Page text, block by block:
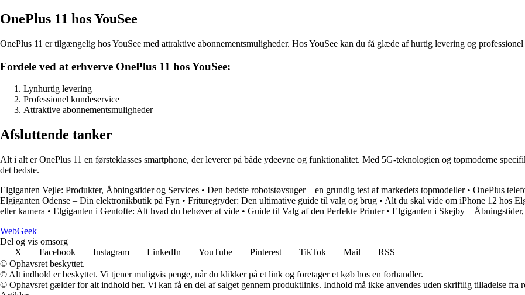
OnePlus 11 hos YouSee
OnePlus 11 er tilgængelig hos YouSee med attraktive abonnementsmuligheder. Hos YouSee kan du få glæde af hurtig levering og
Fordele ved at erhverve OnePlus 11 hos YouSee:
Lynhurtig levering
Professionel kundeservice
Attraktive abonnementsmuligheder
Afsluttende tanker
Alt i alt er OnePlus 11 en førsteklasses smartphone, der leverer på både ydeevne og funktionalitet. Med 5G-teknologien og topmoderne
det bedste.
Elgiganten Vejle: Produkter, Åbningstider og Services • Den bedste robotstøvsuger – en grundig test af markedets topmodeller• OnePlus
Elgiganten Odense – Din elektronikbutik på Fyn • Frituregryder: Den ultimative guide til valg og brug • Alt du skal vide om iPhone 12 hos
eller kamera • Elgiganten i Gentofte: Alt hvad du behøver at vide • Guide til Valg af den Perfekte Printer• Elgiganten i Skejby –
WebGeek
Del og vis omsorg
X
Facebook Instagram LinkedIn YouTube Pinterest TikTok Mail
RSS
© Ophavsret beskyttet.
© Alt indhold er beskyttet. Vi tjener muligvis penge, når du klikker på et link og foretager et køb hos en forhandler.
© Ophavsret gælder for alt indhold her. Vi kan få en del af salget gennem produktlinks. Indhold må ikke anvendes uden skriftlig tilladelse fra